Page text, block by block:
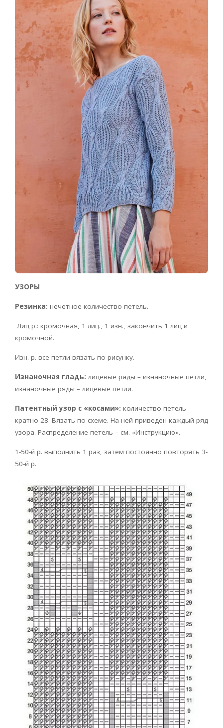
УЗОРЫ
Резинка: нечетное количество петель.
Лиц р.: кромочная, 1 лиц., 1 изн., закончить 1 лиц и
кромочной.
Изн. р. все петли вязать по рисунку.
Изнаночная гладь: лицевые ряды – изнаночные петли,
изнаночные ряды – лицевые петли.
Патентный узор с «косами»: количество петель
кратно 28. Вязать по схеме. На ней приведен каждый ряд
узора. Распределение петель – см. «Инструкцию».
1-50-й р. выполнить 1 раз, затем постоянно повторять 3-
50-й р.